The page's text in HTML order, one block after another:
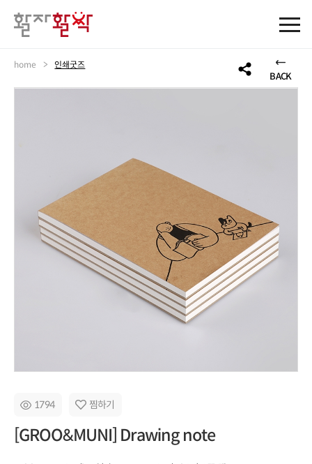
home > 인쇄굿즈
BACK
1794 찜하기
[GROO&MUNI] Drawing note